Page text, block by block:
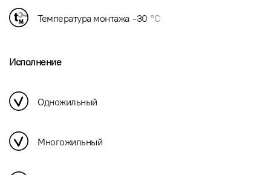
Температура монтажа -30 °C
Исполнение
Одножильный
Многожильный